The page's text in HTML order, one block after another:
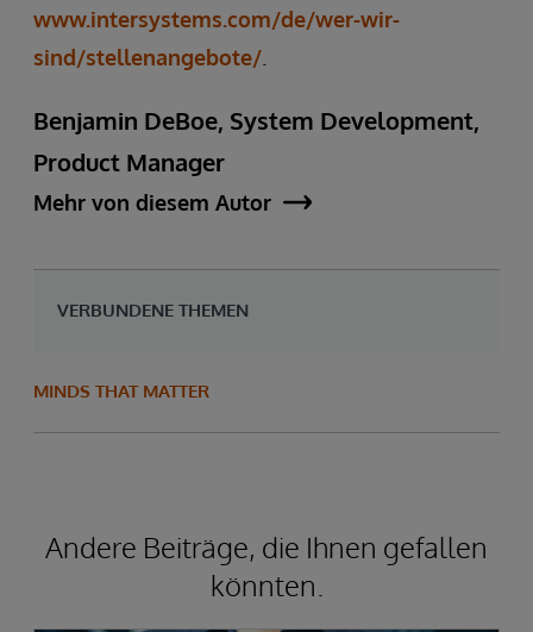
www.intersystems.com/de/wer-wir-
sind/stellenangebote/
Benjamin DeBoe, System Development,
Product Manager
Mehr von diesem Autor
VERBUNDENE THEMEN
MINDS THAT MATTER
Andere Beiträge, die Ihnen gefallen
könnten.